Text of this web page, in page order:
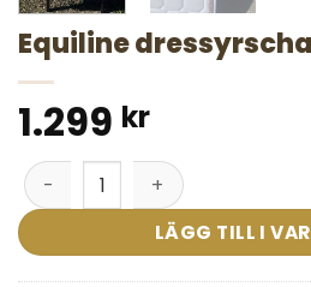
Equiline
1.299 kr
Equiline dressyrschabrak mängd
LÄGG TILL I